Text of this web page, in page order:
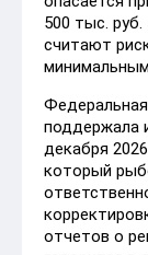
500 тыс.
считают
поддержала
декабря
который
отчетов о